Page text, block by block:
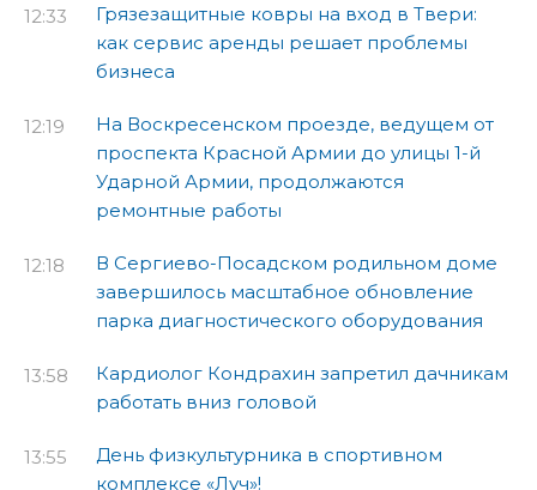
12:33
Грязезащитные ковры на вход в Твери:
как сервис аренды решает проблемы
бизнеса
12:19
На Воскресенском проезде, ведущем от
проспекта Красной Армии до улицы 1-й
Ударной Армии, продолжаются
ремонтные работы
12:18
В Сергиево-Посадском родильном доме
завершилось масштабное обновление
парка диагностического оборудования
13:58
Кардиолог Кондрахин запретил дачникам
работать вниз головой
13:55
День физкультурника в спортивном
комплексе «Луч»!